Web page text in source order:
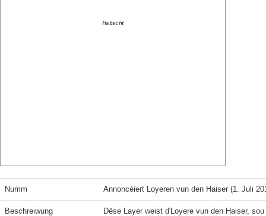
Numm Annoncéiert Loyeren vun den Haiser (1. Juli
Beschreiwung
Dëse Layer weist d'Loyere vun den Haiser,